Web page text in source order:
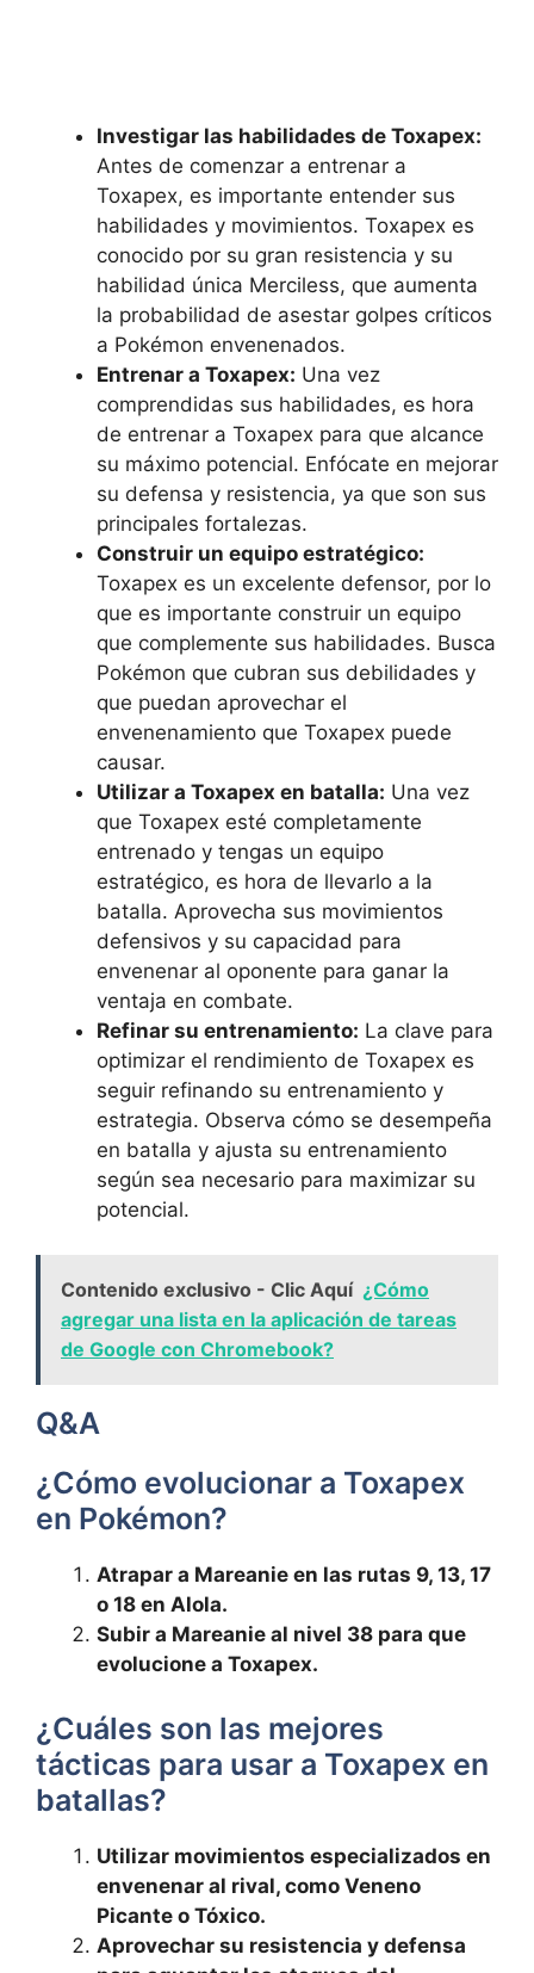
Investigar las habilidades de Toxapex:
Antes de comenzar a entrenar a
Toxapex, es importante entender sus
habilidades y movimientos. Toxapex es
conocido por su gran resistencia y su
habilidad única Merciless, que aumenta
la probabilidad de asestar golpes críticos
a Pokémon envenenados.
Entrenar a Toxapex: Una vez
comprendidas sus habilidades, es hora
de entrenar a Toxapex para que alcance
su máximo potencial. Enfócate en mejorar
su defensa y resistencia, ya que son sus
principales fortalezas.
Construir un equipo estratégico:
Toxapex es un excelente defensor, por lo
que es importante construir un equipo
que complemente sus habilidades. Busca
Pokémon que cubran sus debilidades y
que puedan aprovechar el
envenenamiento que Toxapex puede
causar.
Utilizar a Toxapex en batalla: Una vez
que Toxapex esté completamente
entrenado y tengas un equipo
estratégico, es hora de llevarlo a la
batalla. Aprovecha sus movimientos
defensivos y su capacidad para
envenenar al oponente para ganar la
ventaja en combate.
Refinar su entrenamiento: La clave para
optimizar el rendimiento de Toxapex es
seguir refinando su entrenamiento y
estrategia. Observa cómo se desempeña
en batalla y ajusta su entrenamiento
según sea necesario para maximizar su
potencial.
Contenido exclusivo - Clic Aquí ¿Cómo
agregar una lista en la aplicación de tareas
de Google con Chromebook?
Q&A
¿Cómo evolucionar a Toxapex
en Pokémon?
Atrapar a Mareanie en las rutas 9, 13, 17
o 18 en Alola.
Subir a Mareanie al nivel 38 para que
evolucione a Toxapex.
¿Cuáles son las mejores
tácticas para usar a Toxapex en
batallas?
Utilizar movimientos especializados en
envenenar al rival, como Veneno
Picante o Tóxico.
Aprovechar su resistencia y defensa